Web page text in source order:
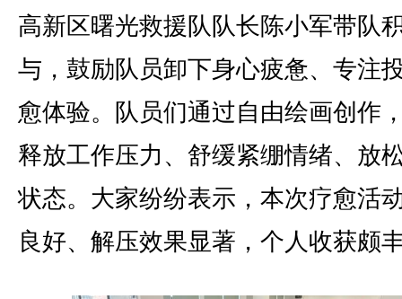
高新区曙光救援队队长陈小军带队
与，鼓励队员卸下身心疲惫、专注
愈体验。队员们通过自由绘画创作
释放工作压力、舒缓紧绷情绪、放
状态。大家纷纷表示，本次疗愈活
良好、解压效果显著，个人收获颇